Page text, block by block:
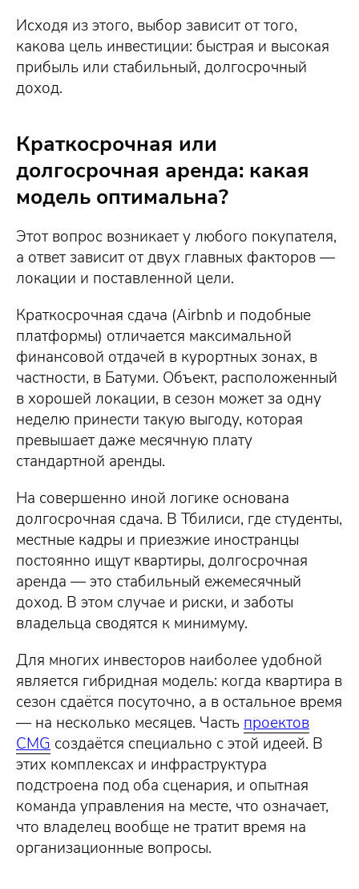
Исходя из этого, выбор зависит от того,
какова цель инвестиции: быстрая и высокая
прибыль или стабильный, долгосрочный
доход.
Краткосрочная или
долгосрочная аренда: какая
модель оптимальна?
Этот вопрос возникает у любого покупателя,
а ответ зависит от двух главных факторов —
локации и поставленной цели.
Краткосрочная сдача (Airbnb и подобные
платформы) отличается максимальной
финансовой отдачей в курортных зонах, в
частности, в Батуми. Объект, расположенный
в хорошей локации, в сезон может за одну
неделю принести такую выгоду, которая
превышает даже месячную плату
стандартной аренды.
На совершенно иной логике основана
долгосрочная сдача. В Тбилиси, где студенты,
местные кадры и приезжие иностранцы
постоянно ищут квартиры, долгосрочная
аренда — это стабильный ежемесячный
доход. В этом случае и риски, и заботы
владельца сводятся к минимуму.
Для многих инвесторов наиболее удобной
является гибридная модель: когда квартира в
сезон сдаётся посуточно, а в остальное время
— на несколько месяцев. Часть проектов
CMG создаётся специально с этой идеей. В
этих комплексах и инфраструктура
подстроена под оба сценария, и опытная
команда управления на месте, что означает,
что владелец вообще не тратит время на
организационные вопросы.